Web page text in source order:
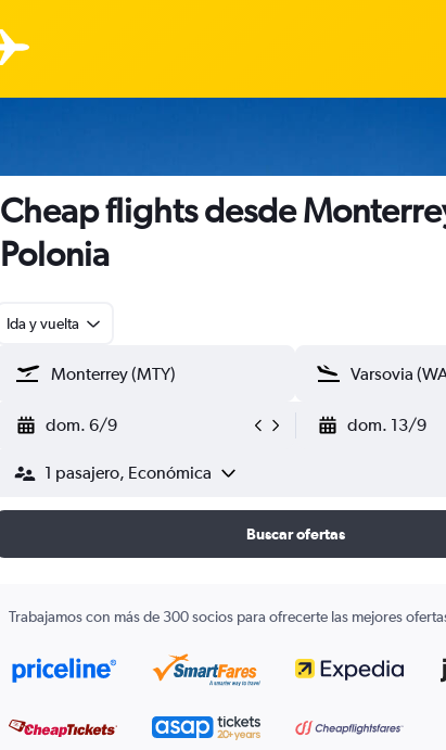
Cheap flights desde
Polonia
Ida y vuelta
dom. 6/9 dom. 13/9
1 pasajero, Económica
Buscar ofertas
Trabajamos con más de 300 socios para ofrecerte las mejores